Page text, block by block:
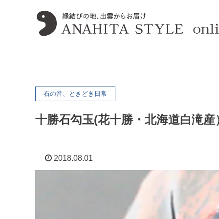
石の音、ときどき日常
十勝石勾玉(花十勝・北海道白滝産
2018.08.01